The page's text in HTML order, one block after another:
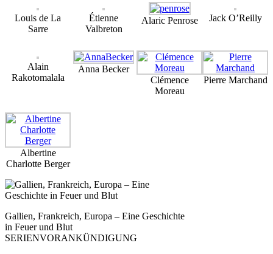
Louis de La
Sarre
Étienne
Valbreton
Alaric Penrose Jack O’Reilly
Alain
Rakotomalala
Anna Becker
Clémence
Moreau
Pierre Marchand
Albertine
Charlotte Berger
Gallien, Frankreich, Europa – Eine Geschichte
in Feuer und Blut
SERIENVORANKÜNDIGUNG